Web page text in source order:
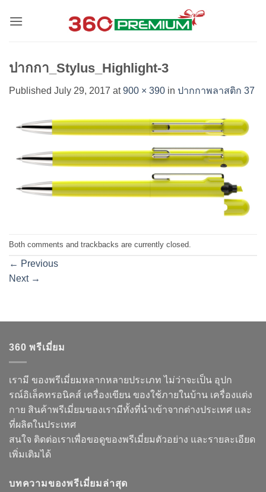
ปากกา_Stylus_Highlight-3
Published July 29, 2017 at900 × 390 in ปากกาพลาสติก 37
Both comments and trackbacks are currently closed.
← Previous
Next →
360 พรีเมี่ยม
เรามี ของพรีเมี่ยมหลากหลายประเภท ไม่ว่าจะเป็น อุปก
รณ์อิเล็คทรอนิคส์ เครื่องเขียน ของใช้ภายในบ้าน เครื่องแต่ง
กาย สินค้าพรีเมี่ยมของเรามีทั้งที่นำเข้าจากต่างประเทศ และ
ที่ผลิตในประเทศ
สนใจ ติดต่อเราเพื่อขอดูของพรีเมี่ยมตัวอย่าง และรายละเอียด
เพิ่มเติมได้
บทความของพรีเมี่ยมล่าสุด